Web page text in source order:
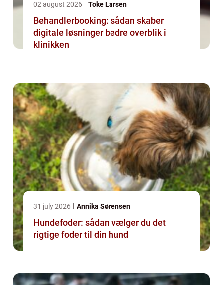
02 august 2026 Toke Larsen
Behandlerbooking: sådan skaber
digitale løsninger bedre overblik i
klinikken
31 july 2026 Annika Sørensen
Hundefoder: sådan vælger du det
rigtige foder til din hund